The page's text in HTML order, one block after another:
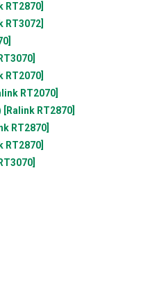
RT2870]
RT3072]
RT2070]
RT2070]
RT2870]
RT2870]
RT2870]